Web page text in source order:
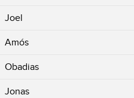
Joel
Amós
Obadias
Jonas